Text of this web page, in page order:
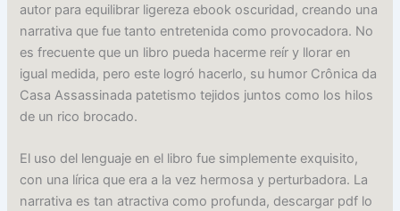
autor para equilibrar ligereza ebook oscuridad, creando una
narrativa que fue tanto entretenida como provocadora. No
es frecuente que un libro pueda hacerme reír y llorar en
igual medida, pero este logró hacerlo, su humor Crônica da
Casa Assassinada patetismo tejidos juntos como los hilos
de un rico brocado.
El uso del lenguaje en el libro fue simplemente exquisito,
con una lírica que era a la vez hermosa y perturbadora. La
narrativa es tan atractiva como profunda, descargar pdf lo